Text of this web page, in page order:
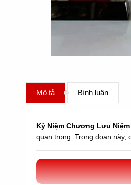
Mô tả Bình luận
Kỷ Niệm Chương Lưu Niệm
quan trọng. Trong đoạn này,